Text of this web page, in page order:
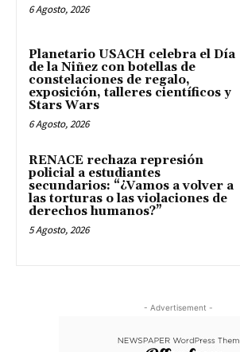
6 Agosto, 2026
Planetario USACH celebra el Día
de la Niñez con botellas de
constelaciones de regalo,
exposición, talleres científicos y
Stars Wars
6 Agosto, 2026
RENACE rechaza represión
policial a estudiantes
secundarios: “¿Vamos a volver a
las torturas o las violaciones de
derechos humanos?”
5 Agosto, 2026
- Advertisement -